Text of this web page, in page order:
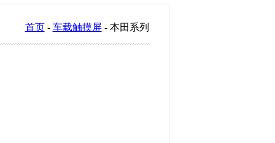
首页- 车载触摸屏- 本田系列